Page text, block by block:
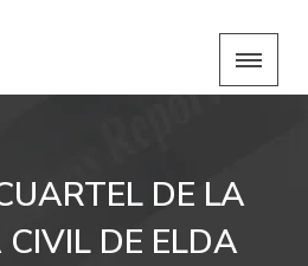
DE LA
DE ELDA